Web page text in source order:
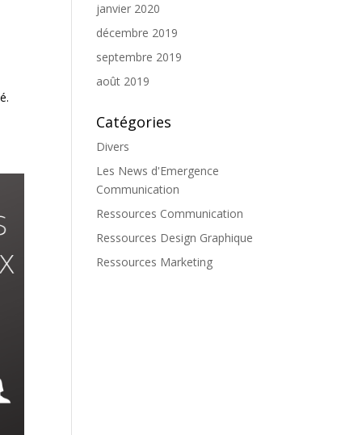
janvier 2020
décembre 2019
septembre 2019
août 2019
Catégories
Divers
Les News d'Emergence
Communication
Ressources Communication
Ressources Design Graphique
Ressources Marketing